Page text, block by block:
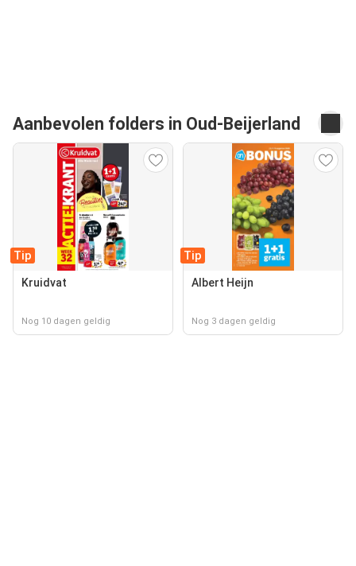
Aanbevolen folders in Oud-Beijerland
Tip
Kruidvat
Nog 10 dagen geldig
Tip
Albert Heijn
Nog 3 dagen geldig